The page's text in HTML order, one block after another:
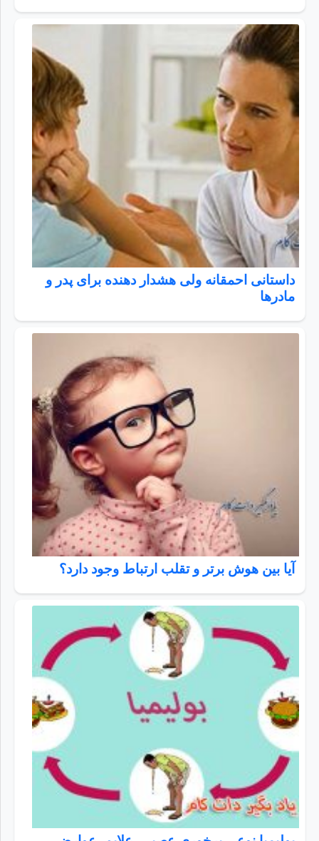
داستانی احمقانه ولی هشدار دهنده برای پدر و
مادرها
آیا بین هوش برتر و تقلب ارتباط وجود دارد؟